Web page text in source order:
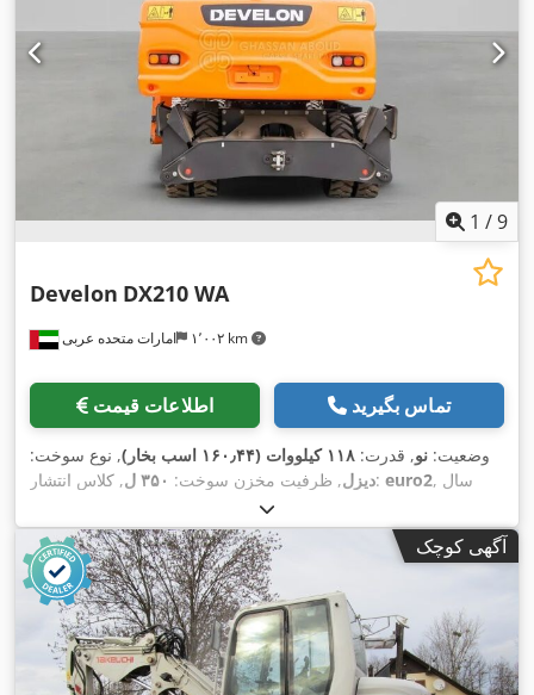
1 /9
امارات متحده عربی ۱٬۰۰۲ km
Develon DX210 WA
اطلاعات قیمت تماس بگیرید
وضعیت: نو, قدرت: ۱۱۸ کیلووات (۱۶۰٫۴۴ اسب بخار)
, نوع سوخت:
دیزل, ظرفیت مخزن سوخت: ۳۵۰ ل , کلاس انتشار: euro2, سال
آگهی کوچک